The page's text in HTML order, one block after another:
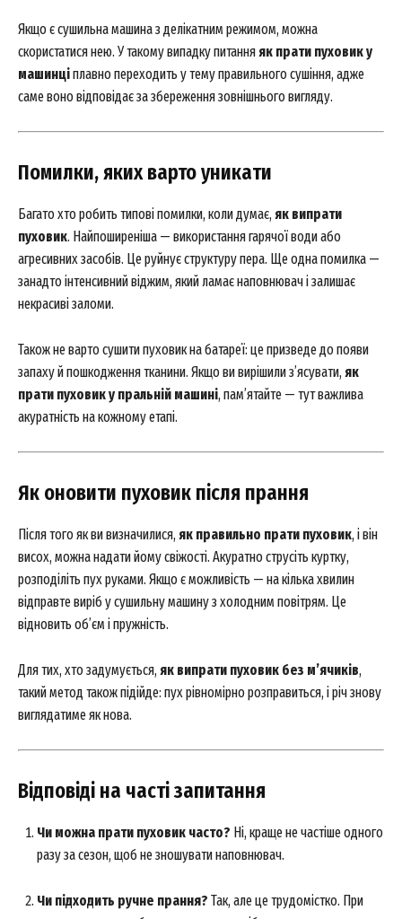
News Week
Magazine PRO
Якщо є сушильна машина з делікатним режимом, можна
скористатися нею. У такому випадку питанняяк прати пуховик у
машинціплавно переходить у тему правильного сушіння, адже
саме воно відповідає за збереження зовнішнього вигляду.
Помилки, яких варто уникати
Багато хто робить типові помилки, коли думає, як випрати
пуховик. Найпоширеніша — використання гарячої води або
агресивних засобів. Це руйнує структуру пера. Ще одна помилка —
занадто інтенсивний віджим, який ламає наповнювач і залишає
некрасиві заломи.
Також не варто сушити пуховик на батареї: це призведе до появи
запаху й пошкодження тканини. Якщо ви вирішили з’ясувати, як
прати пуховик у пральній машині, пам’ятайте — тут важлива
акуратність на кожному етапі.
Як оновити пуховик після прання
Після того як ви визначилися, як правильно прати пуховик, і він
висох, можна надати йому свіжості. Акуратно струсіть куртку,
розподіліть пух руками. Якщо є можливість — на кілька хвилин
відправте виріб у сушильну машину з холодним повітрям. Це
відновить об’єм і пружність.
Для тих, хто задумується, як випрати пуховик без м’ячиків,
такий метод також підійде: пух рівномірно розправиться, і річ знову
виглядатиме як нова.
Відповіді на часті запитання
Чи можна прати пуховик часто? Ні, краще не частіше одного
разу за сезон, щоб не зношувати наповнювач.
Чи підходить ручне прання? Так, але це трудомістко. При